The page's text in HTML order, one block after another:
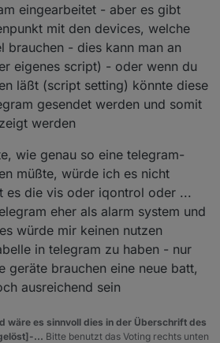
eingearbeitet - aber es gibt
mit den devices, welche
brauchen - dies kann man an
eigenes script) - oder wenn du
läßt (script setting) könnte diese
gesendet werden und somit
werden
wie genau so eine telegram-
müßte, würde ich es nicht
es die vis oder iqontrol oder ...
eher als alarm system und
würde mir keinen nutzen
in telegram zu haben - nur
geräte brauchen eine neue batt,
ausreichend sein
wäre es sinnvoll dies in der Überschrift des
... Bitte benutzt das Voting rechts unten